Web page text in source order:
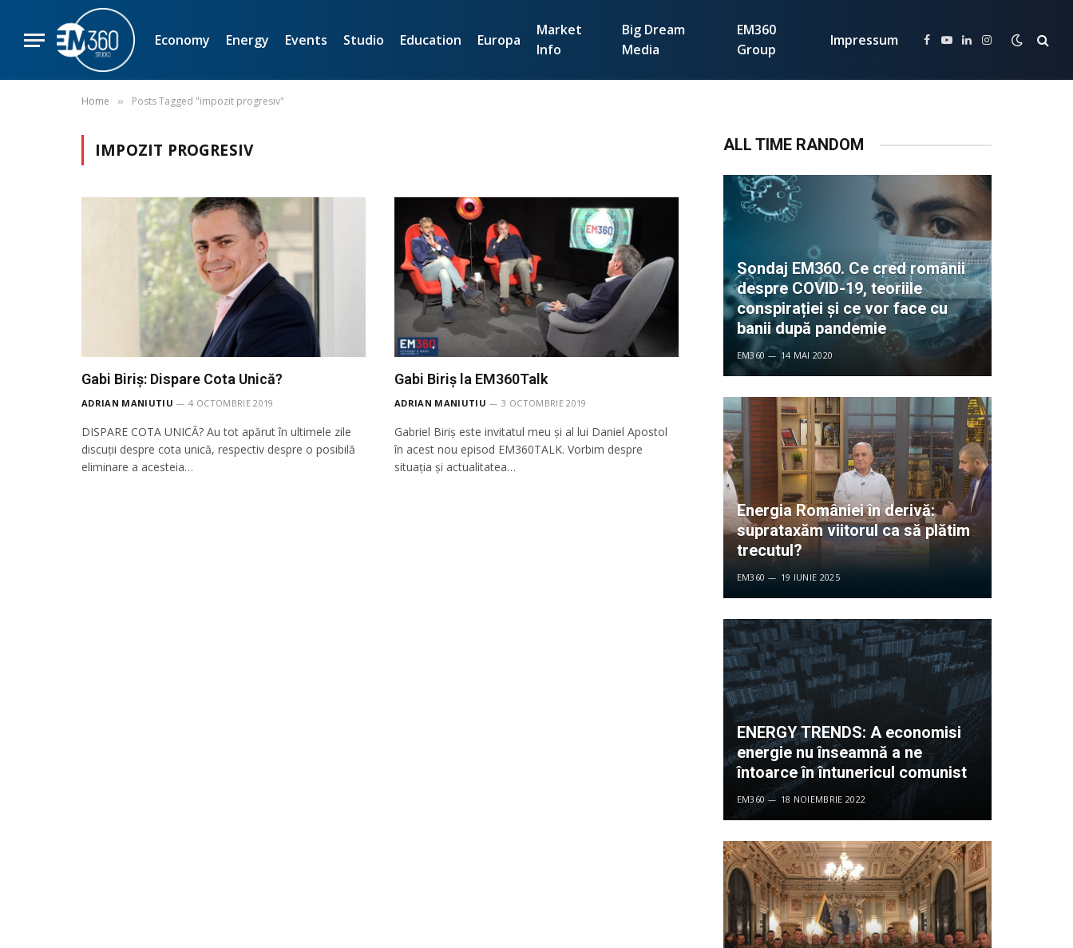
Economy Energy Events Studio Education Europa
Market
Info
Big Dream
Media
EM360
Group
Impressum Facebook
YouTube
LinkedInInstagram
Home » Posts Tagged "impozit progresiv"
IMPOZIT PROGRESIV
Gabi Biriș: Dispare Cota Unică?
ADRIAN MANIUTIU 4 OCTOMBRIE 2019
DISPARE COTA UNICĂ? Au tot apărut în ultimele zile
discuții despre cota unică, respectiv despre o posibilă
eliminare a acesteia…
Gabi Biriș la EM360Talk
ADRIAN MANIUTIU 3 OCTOMBRIE 2019
Gabriel Biriș este invitatul meu și al lui Daniel Apostol
în acest nou episod EM360TALK. Vorbim despre
situația și actualitatea…
ALL TIME RANDOM
Sondaj EM360. Ce cred românii
despre COVID-19, teoriile
conspirației și ce vor face cu
banii după pandemie
EM360 14 MAI 2020
Energia României în derivă:
suprataxăm viitorul ca să plătim
trecutul?
EM360 19 IUNIE 2025
ENERGY TRENDS: A economisi
energie nu înseamnă a ne
întoarce în întunericul comunist
EM360 18 NOIEMBRIE 2022